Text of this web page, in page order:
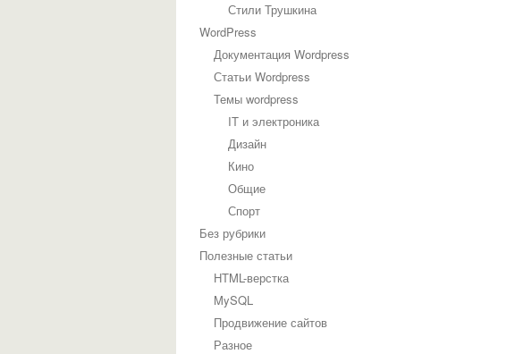
Стили Трушкина
WordPress
Документация Wordpress
Статьи Wordpress
Темы wordpress
IT и электроника
Дизайн
Кино
Общие
Спорт
Без рубрики
Полезные статьи
HTML-верстка
MySQL
Продвижение сайтов
Разное